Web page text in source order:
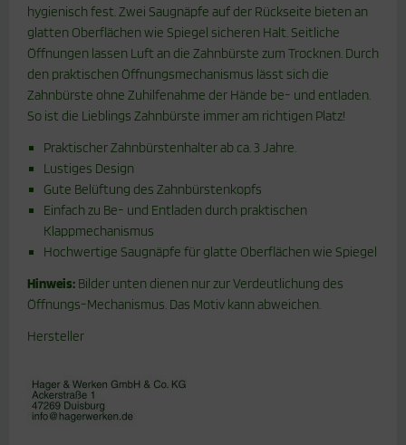
hygienisch fest. Zwei Saugnäpfe auf der Rückseite bieten an
glatten Oberflächen wie Spiegel sicheren Halt. Seitliche
Öffnungen lassen Luft an die Zahnbürste zum Trocknen. Durch
den praktischen Öffnungsmechanismus lässt sich die
Zahnbürste ohne Zuhilfenahme der Hände be- und entladen.
So ist die Lieblings Zahnbürste immer am richtigen Platz!
Praktischer Zahnbürstenhalter ab ca. 3 Jahre.
Lustiges Design
Gute Belüftung des Zahnbürstenkopfs
Einfach zu Be- und Entladen durch praktischen
Klappmechanismus
Hochwertige Saugnäpfe für glatte Oberflächen wie Spiegel
Hinweis: Bilder unten dienen nur zur Verdeutlichung des
Öffnungs-Mechanismus. Das Motiv kann abweichen.
Hersteller